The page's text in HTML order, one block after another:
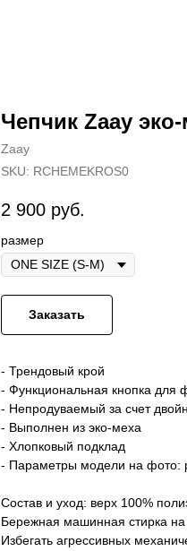
Чепчик Zaay
Zaay
SKU: RCHEMEKROS0
2 900 руб.
размер
Заказать
- Трендовый крой
- Функциональная кнопка для
- Непродуваемый за счет
- Выполнен из эко-меха
- Хлопковый подклад
- Параметры модели на фото:
Состав и уход: верх 100%
Бережная машинная стирка на
Избегать агрессивных